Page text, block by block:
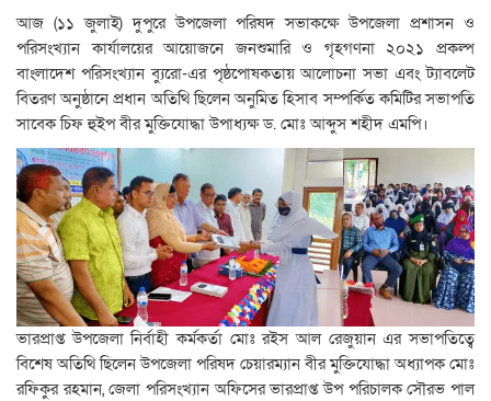
আজ (১১ জুলাই) দুপুরে উপজেলা পরিষদ সভাকক্ষে উপজেলা প্রশাসন ও
পরিসংখ্যান কার্যালয়ের আয়োজনে জনশুমারি ও গৃহগণনা ২০২১ প্রকল্প
বাংলাদেশ পরিসংখ্যান ব্যুরো-এর পৃষ্ঠপোষকতায় আলোচনা সভা এবং ট্যাবলেট
বিতরণ অনুষ্ঠানে প্রধান অতিথি ছিলেন অনুমিত হিসাব সম্পর্কিত কমিটির সভাপতি
সাবেক চিফ হুইপ বীর মুক্তিযোদ্ধা উপাধ্যক্ষ ড. মোঃ আব্দুস শহীদ এমপি।
ভারপ্রাপ্ত উপজেলা নির্বাহী কর্মকর্তা মোঃ রইস আল রেজুয়ান এর সভাপতিত্বে
বিশেষ অতিথি ছিলেন উপজেলা পরিষদ চেয়ারম্যান বীর মুক্তিযোদ্ধা অধ্যাপক মোঃ
রফিকুর রহমান, জেলা পরিসংখ্যান অফিসের ভারপ্রাপ্ত উপ পরিচালক সৌরভ পাল